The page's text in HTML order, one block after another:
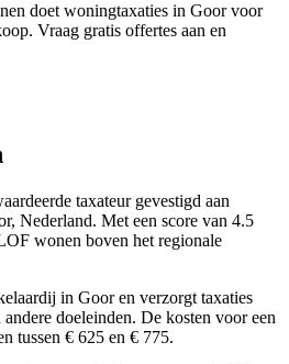
doet woningtaxaties in Goor voor
Vraag gratis offertes aan en
taxateur gevestigd aan
Nederland. Met een score van 4.5
wonen boven het regionale
in Goor en verzorgt taxaties
doeleinden. De kosten voor een
tussen € 625 en € 775.